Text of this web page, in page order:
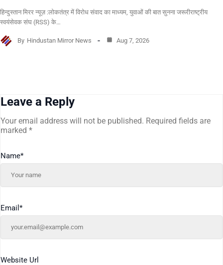
हिन्दुस्तान मिरर न्यूज़ :लोकतंत्र में विरोध संवाद का माध्यम, युवाओं की बात सुनना जरूरीराष्ट्रीय
स्वयंसेवक संघ (RSS) के…
By Hindustan Mirror News Aug 7, 2026
Leave a Reply
Your email address will not be published. Required fields are
marked *
Name*
Email *
Website Url